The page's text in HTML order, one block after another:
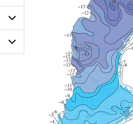
Undersidor
för
Framtidens
klimat
Undersidor
för
Klimatanpassning